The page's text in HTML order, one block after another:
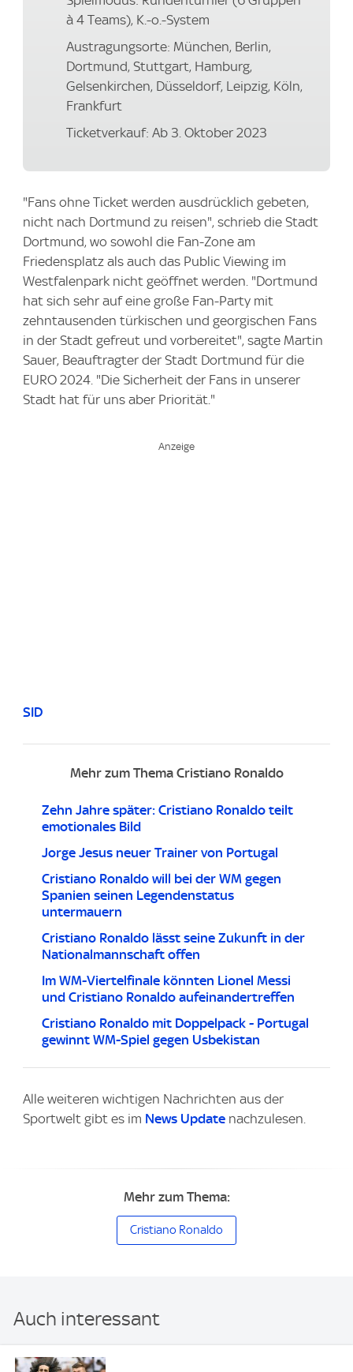
à 4 Teams), K.-o.-System
Austragungsorte: München, Berlin,
Dortmund, Stuttgart, Hamburg,
Gelsenkirchen, Düsseldorf, Leipzig, Köln,
Frankfurt
Ticketverkauf: Ab 3. Oktober 2023
"Fans ohne Ticket werden ausdrücklich gebeten,
nicht nach Dortmund zu reisen", schrieb die Stadt
Dortmund, wo sowohl die Fan-Zone am
Friedensplatz als auch das Public Viewing im
Westfalenpark nicht geöffnet werden. "Dortmund
hat sich sehr auf eine große Fan-Party mit
zehntausenden türkischen und georgischen Fans
in der Stadt gefreut und vorbereitet", sagte Martin
Sauer, Beauftragter der Stadt Dortmund für die
EURO 2024. "Die Sicherheit der Fans in unserer
Stadt hat für uns aber Priorität."
SID
Mehr zum Thema Cristiano Ronaldo
Zehn Jahre später: Cristiano Ronaldo teilt
emotionales Bild
Jorge Jesus neuer Trainer von Portugal
Cristiano Ronaldo will bei der WM gegen
Spanien seinen Legendenstatus
untermauern
Cristiano Ronaldo lässt seine Zukunft in der
Nationalmannschaft offen
Im WM-Viertelfinale könnten Lionel Messi
und Cristiano Ronaldo aufeinandertreffen
Cristiano Ronaldo mit Doppelpack - Portugal
gewinnt WM-Spiel gegen Usbekistan
Alle weiteren wichtigen Nachrichten aus der
Sportwelt gibt es im News Update nachzulesen.
Mehr zum Thema:
Cristiano Ronaldo
Auch interessant